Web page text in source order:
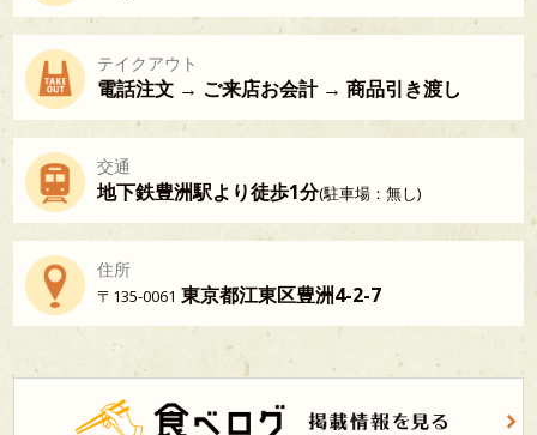
テイクアウト
電話注文 → ご来店お会計 → 商品引き渡し
交通
地下鉄豊洲駅より徒歩1分(駐車場：無し)
住所
〒135-0061 東京都江東区豊洲4-2-7